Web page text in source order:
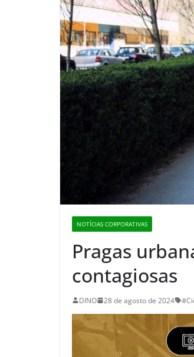
NOTÍCIAS CORPORATIVAS
Pragas
contagiosas
DINO 28 de agosto de 2024